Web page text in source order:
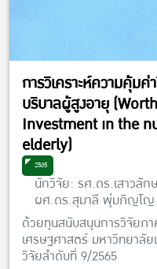
การวิเคราะห์ความคุ้ม
บริบาลผู้สูงอายุ
Investment in the
elderly)
2565
นักวิจัย: รศ.ดร.เสาวลั
ผศ.ดร.สุมาลี พุ่มภิญโญ
ด้วยทุนสนับสนุนการวิจัยภ
เศรษฐศาสตร์ มหาวิทยาลั
วิจัยลำดับที่ 9/2565